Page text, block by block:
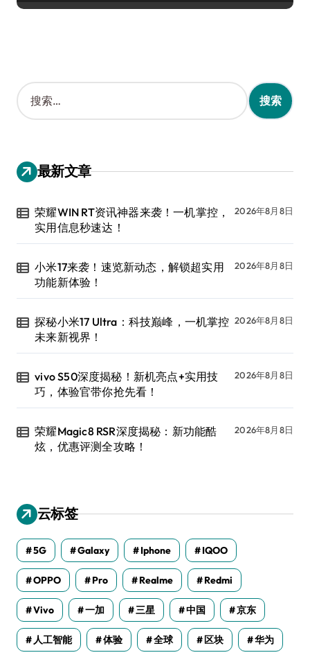
搜
索
：
最新文章
荣耀WIN RT资讯神器来袭！一机掌控，
实用信息秒速达！
2026年8月8日
小米17来袭！速览新动态，解锁超实用
功能新体验！
2026年8月8日
探秘小米17 Ultra：科技巅峰，一机掌控
未来新视界！
2026年8月8日
vivo S50深度揭秘！新机亮点+实用技
巧，体验官带你抢先看！
2026年8月8日
荣耀Magic8 RSR深度揭秘：新功能酷
炫，优惠评测全攻略！
2026年8月8日
云标签
5G Galaxy Iphone IQOO
OPPO Pro Realme Redmi
Vivo 一加 三星 中国 京东
人工智能 体验 全球 区块 华为